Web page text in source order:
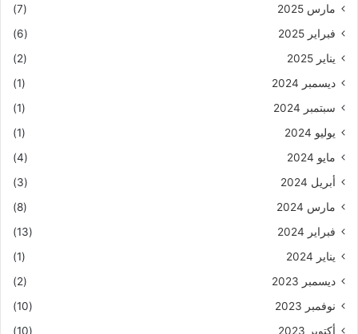
مارس 2025
(7)
فبراير 2025
(6)
يناير 2025
(2)
ديسمبر 2024
(1)
سبتمبر 2024
(1)
يوليو 2024
(1)
مايو 2024
(4)
أبريل 2024
(3)
مارس 2024
(8)
فبراير 2024
(13)
يناير 2024
(1)
ديسمبر 2023
(2)
نوفمبر 2023
(10)
أكتوبر 2023
(10)